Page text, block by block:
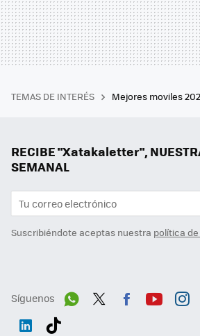
TEMAS DE INTERÉS Mejores moviles
RECIBE "Xatakaletter",
SEMANAL
Suscribiéndote aceptas nuestra política
Síguenos